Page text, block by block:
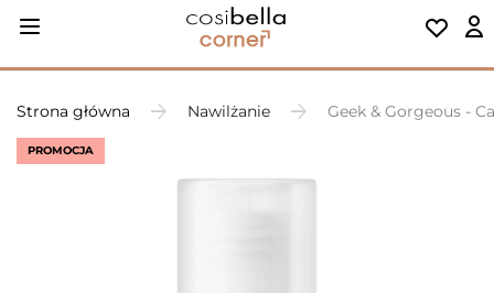
Strona główna Nawilżanie Geek & Gorgeous -
PROMOCJA